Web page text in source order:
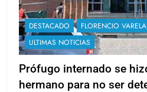
DESTACADO FLORENCIO VARELA
ULTIMAS NOTICIAS
Prófugo internado se
hermano para no ser